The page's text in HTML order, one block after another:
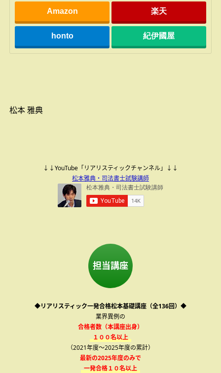
Amazon 楽天
honto 紀伊國屋
松本 雅典
↓↓YouTube「リアリスティックチャンネル」↓↓
松本雅典・司法書士試験講師
担当講座
◆リアリスティック一発合格松本基礎講座（全136回）◆
業界異例の
合格者数（本講座出身）
１００名以上
（2021年度～2025年度の累計）
最新の2025年度のみで
一発合格１０名以上